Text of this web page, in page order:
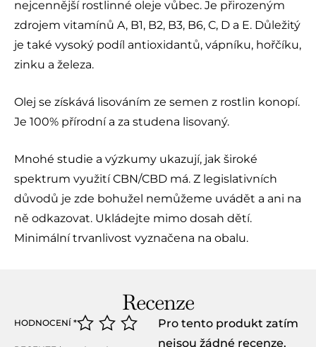
nejcennější rostlinné oleje vůbec. Je přirozeným
zdrojem vitamínů A, B1, B2, B3, B6, C, D a E. Důležitý
je také vysoký podíl antioxidantů, vápníku, hořčíku,
zinku a železa.
Olej se získává lisováním ze semen z rostlin konopí.
Je 100% přírodní a za studena lisovaný.
Mnohé studie a výzkumy ukazují, jak široké
spektrum využití CBN/CBD má. Z legislativních
důvodů je zde bohužel nemůžeme uvádět a ani na
ně odkazovat. Ukládejte mimo dosah dětí.
Minimální trvanlivost vyznačena na obalu.
Recenze
HODNOCENÍ *
Pro tento produkt zatím
nejsou žádné recenze.